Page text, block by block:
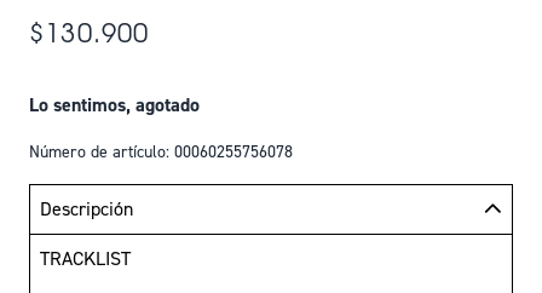
$130.900
Lo sentimos, agotado
Número de artículo: 00060255756078
Descripción
TRACKLIST